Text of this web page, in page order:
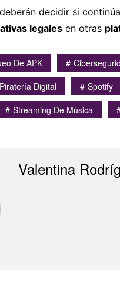
deberán decidir si
legales en otras
De APK
Piratería Digital Spotify
Streaming De Música
Valentina